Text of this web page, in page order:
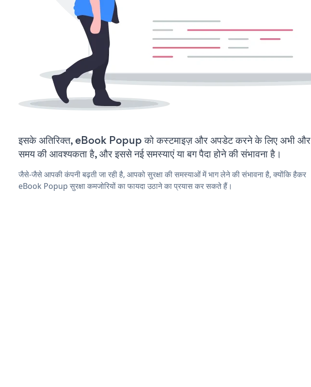
इसके अतिरिक्त, eBook Popup को कस्टमाइज़ और अपडेट करने के लिए अभी और
समय की आवश्यकता है, और इससे नई समस्याएं या बग पैदा होने की संभावना है।
जैसे-जैसे आपकी कंपनी बढ़ती जा रही है, आपको सुरक्षा की समस्याओं में भाग लेने की संभावना है, क्योंकि हैकर
eBook Popup सुरक्षा कमजोरियों का फायदा उठाने का प्रयास कर सकते हैं।